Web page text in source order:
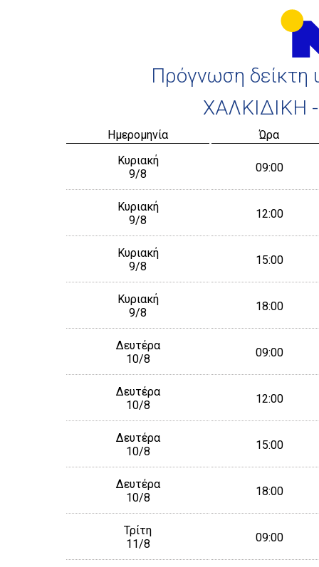
Πρόγνωση δείκτη
Ημερομηνία
Ώρα
Κυριακή
9/8
09:00
Κυριακή
9/8
12:00
Κυριακή
9/8
15:00
Κυριακή
9/8
18:00
Δευτέρα
10/8
09:00
Δευτέρα
10/8
12:00
Δευτέρα
10/8
15:00
Δευτέρα
10/8
18:00
Τρίτη
11/8
09:00